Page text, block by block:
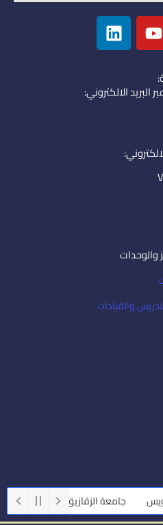
Y
o
u
u
b
L
i
n
e
d
الالكتروني:
والوحدات
والقيادات
جامعة الزقازيق جامعة